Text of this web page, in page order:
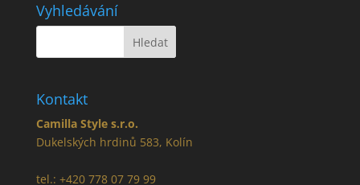
Vyhledávání
Kontakt
Camilla Style s.r.o.
Dukelských hrdinů 583, Kolín
tel.: +420 778 07 79 99